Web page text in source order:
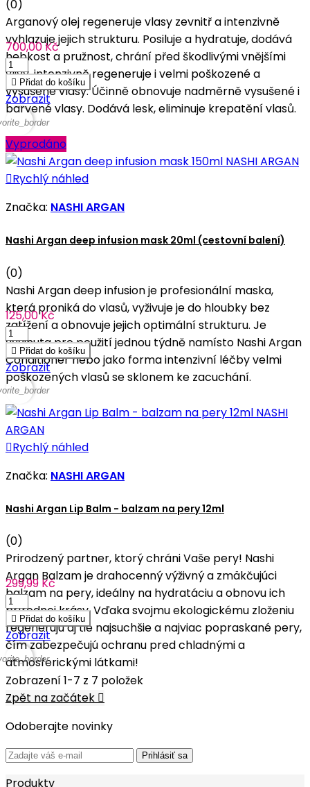
(0)
Arganový olej regeneruje vlasy zevnitř a intenzivně
vyhlazuje jejich strukturu. Posiluje a hydratuje, dodává
hebkost a pružnost, chrání před škodlivými vnějšími
vlivy, intenzivně regeneruje i velmi poškozené a
vysušené vlasy. Účinně obnovuje nadměrně vysušené i
barvené vlasy. Dodává lesk, eliminuje krepatění vlasů.
700,00 Kč
 Přidat do košíku
Zobrazit
Vyprodáno
Rychlý náhled
Značka: NASHI ARGAN
Nashi Argan deep infusion mask 20ml (cestovní balení)
(0)
Nashi Argan deep infusion je profesionální maska,
která proniká do vlasů, vyživuje je do hloubky bez
zatížení a obnovuje jejich optimální strukturu. Je
vyvinuta pro použití jednou týdně namísto Nashi Argan
Conditioner nebo jako forma intenzivní léčby velmi
poškozených vlasů se sklonem ke zacuchání.
125,00 Kč
 Přidat do košíku
Zobrazit
Rychlý náhled
Značka: NASHI ARGAN
Nashi Argan Lip Balm - balzam na pery 12ml
(0)
Prirodzený partner, ktorý chráni Vaše pery! Nashi
Argan Balzam je drahocenný výživný a zmäkčujúci
balzam na pery, ideálny na hydratáciu a obnovu ich
prírodnej krásy. Vďaka svojmu ekologickému zloženiu
regenerujú aj tie najsuchšie a najviac popraskané pery,
čím zabezpečujú ochranu pred chladnými a
atmosferickými látkami!
299,99 Kč
 Přidat do košíku
Zobrazit
Zobrazení 1-7 z 7 položek
Zpět na začátek 
Odoberajte novinky
Prihlásiť sa
Produkty